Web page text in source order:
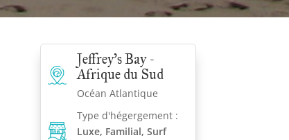
Jeffrey's Bay -
Afrique du Sud
Océan Atlantique
Type d'hégergement :
Luxe, Familial, Surf